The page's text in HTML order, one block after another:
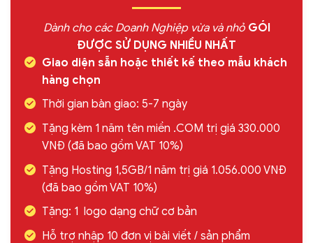
Dành cho các Doanh Nghiệp vừa và nhỏ GÓI
ĐƯỢC SỬ DỤNG NHIỀU NHẤT
Giao diện sẵn hoặc thiết kế theo mẫu khách
hàng chọn
Thời gian bàn giao: 5-7 ngày
Tặng kèm 1 năm tên miền .COM trị giá 330.000
VNĐ (đã bao gồm VAT 10%)
Tặng Hosting 1,5GB/1 năm trị giá 1.056.000 VNĐ
(đã bao gồm VAT 10%)
Tặng: 1 logo dạng chữ cơ bản
Hỗ trợ nhập 10 đơn vị bài viết / sản phẩm